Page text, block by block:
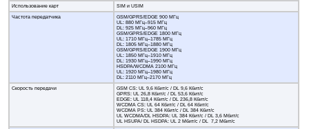
Использование карт
SIM и USIM
Частота передатчика
GSM/GPRS/EDGE 900 МГц
UL: 880 МГц–915 МГц
DL: 925 МГц–960 МГц
GSM/GPRS/EDGE 1800 МГц
UL: 1710 МГц–1785 МГц
DL: 1805 МГц–1880 МГц
GSM/GPRS/EDGE 1900 МГц
UL: 1850 МГц–1910 МГц
DL: 1930 МГц–1990 МГц
HSDPA/WCDMA 2100 МГц
UL: 1920 МГц–1980 МГц
DL: 2110 МГц–2170 МГц
Скорость передачи
GSM CS: UL 9,6 Кбит/с / DL 9,6 Кбит/с
GPRS: UL 26,8 Кбит/с / DL 53,6 Кбит/с
EDGE: UL 118,4 Кбит/с / DL 236,8 Кбит/с
WCDMA CS: UL 64 Кбит/с / DL 64 Кбит/с
WCDMA PS: UL 384 Кбит/с / DL 384 Кбит/с
UL WCDMA/DL HSDPA: UL 384 Кбит/с / DL 3,6 Мбит/с
UL HSUPA/ DL HSDPA: UL 2 Мбит/с / DL 7,2 Мбит/с